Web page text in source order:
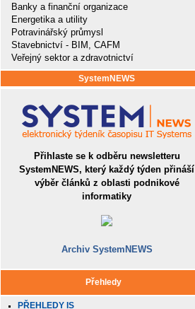
Banky a finanční organizace
Energetika a utility
Potravinářský průmysl
Stavebnictví - BIM, CAFM
Veřejný sektor a zdravotnictví
SystemNEWS
Přihlaste se k odběru newsletteru
SystemNEWS, který každý týden přináší
výběr článků z oblasti podnikové
informatiky
Archiv SystemNEWS
Přehledy
PŘEHLEDY IS